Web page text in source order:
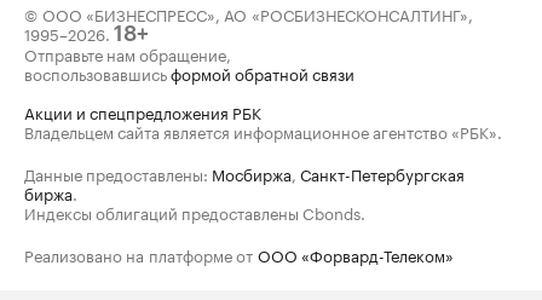
© ООО «БИЗНЕСПРЕСС», АО «РОСБИЗНЕСКОНСАЛТИНГ»,
1995–2026. 18+
Отправьте нам обращение,
воспользовавшисьформой обратной связи
Акции и спецпредложения РБК
Владельцем сайта является информационное агентство «РБК».
Данные предоставлены: Мосбиржа, Санкт-Петербургская
биржа.
Индексы облигаций предоставлены Cbonds.
Реализовано на платформе от ООО «Форвард-Телеком»